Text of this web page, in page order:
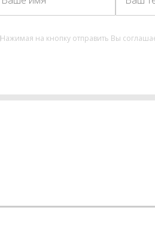
Нажимая на кнопку отправить Вы